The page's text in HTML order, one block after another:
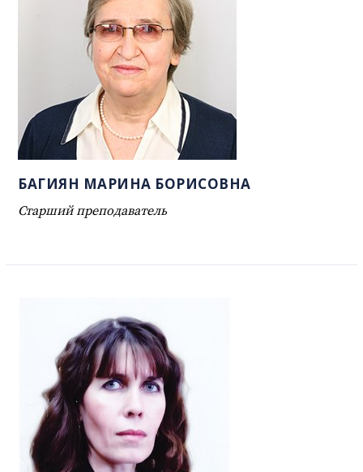
БАГИЯН МАРИНА БОРИСОВНА
Старший преподаватель